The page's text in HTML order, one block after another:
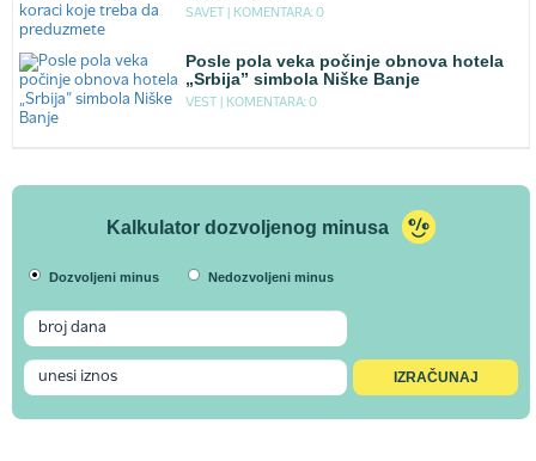
SAVET | KOMENTARA: 0
Posle pola veka počinje obnova hotela
„Srbija” simbola Niške Banje
VEST | KOMENTARA: 0
Kalkulator dozvoljenog minusa
Dozvoljeni minus Nedozvoljeni minus